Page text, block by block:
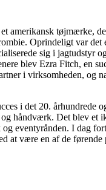
amerikansk tøjmærke,
Oprindeligt var det
sig i jagtudstyr
blev Ezra Fitch, en
i virksomheden, og
i det 20. århundrede
håndværk. Det blev et
eventyrånden. I dag
at være en af de førende